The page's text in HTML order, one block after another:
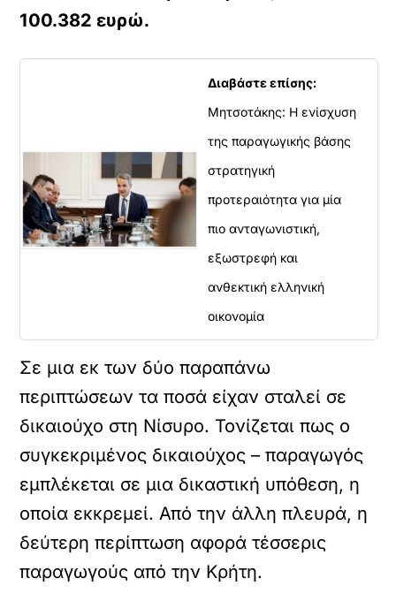
100.382 ευρώ.
Διαβάστε επίσης:
Μητσοτάκης: Η ενίσχυση
της παραγωγικής βάσης
στρατηγική
προτεραιότητα για μία
πιο ανταγωνιστική,
εξωστρεφή και
ανθεκτική ελληνική
οικονομία
Σε μια εκ των δύο παραπάνω
περιπτώσεων τα ποσά είχαν σταλεί σε
δικαιούχο στη Νίσυρο. Τονίζεται πως ο
συγκεκριμένος δικαιούχος – παραγωγός
εμπλέκεται σε μια δικαστική υπόθεση, η
οποία εκκρεμεί. Από την άλλη πλευρά, η
δεύτερη περίπτωση αφορά τέσσερις
παραγωγούς από την Κρήτη.